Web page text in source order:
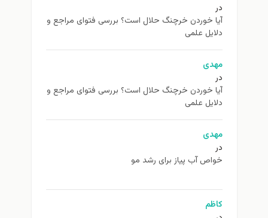
در
آیا خوردن خرچنگ حلال است؟ بررسی فتوای مراجع و
دلایل علمی
مهدی
در
آیا خوردن خرچنگ حلال است؟ بررسی فتوای مراجع و
دلایل علمی
مهدی
در
خواص آب پیاز برای رشد مو
کاظم